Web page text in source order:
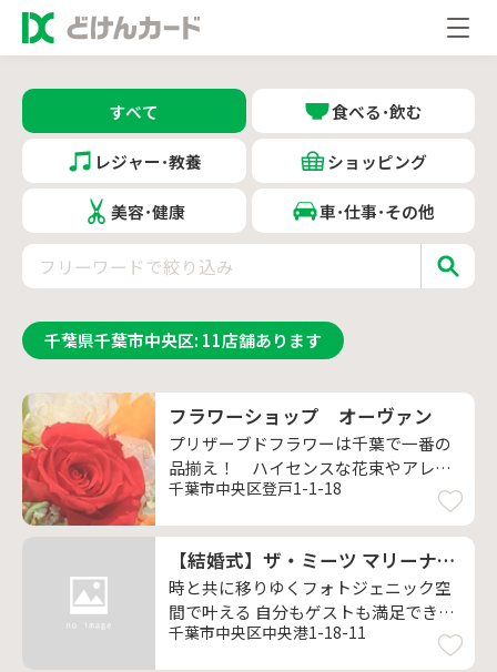
すべて 食べる･飲む
レジャー･教養 ショッピング
美容･健康 車･仕事･その他
千葉県千葉市中央区: 11店舗あります
フラワーショップ オーヴァン
プリザーブドフラワーは千葉で一番の
品揃え！ ハイセンスな花束やアレン
ジでワンランク上の贈り物を！
千葉市中央区登戸1-1-18
【結婚式】ザ・ミーツ マリーナテラス
時と共に移りゆくフォトジェニック空
間で叶える 自分もゲストも満足できる
スローリゾートウエディング
千葉市中央区中央港1-18-11